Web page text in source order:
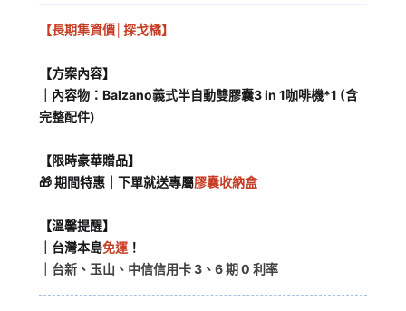
【長期集資價│探戈橘】
【方案內容】
｜內容物： Balzano義式半自動雙膠囊3 in 1咖啡機*1 (含
完整配件)
【限時豪華贈品】
🎁 期間特惠｜下單就送專屬膠囊收納盒
【溫馨提醒】
｜台灣本島免運！
｜台新、玉山、中信信用卡 3、6 期 0 利率